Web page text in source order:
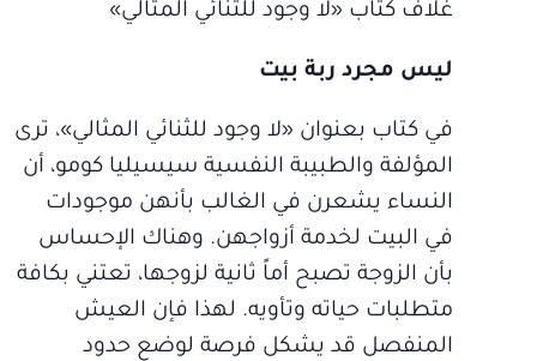
غلاف كتاب «لا وجود للثنائي المثالي»
ليس مجرد ربة بيت
في كتاب بعنوان «لا وجود للثنائي المثالي»، ترى
المؤلفة والطبيبة النفسية سيسيليا كومو، أن
النساء يشعرن في الغالب بأنهن موجودات
في البيت لخدمة أزواجهن. وهناك الإحساس
بأن الزوجة تصبح أماً ثانية لزوجها، تعتني بكافة
متطلبات حياته وتأويه. لهذا فإن العيش
المنفصل قد يشكل فرصة لوضع حدود